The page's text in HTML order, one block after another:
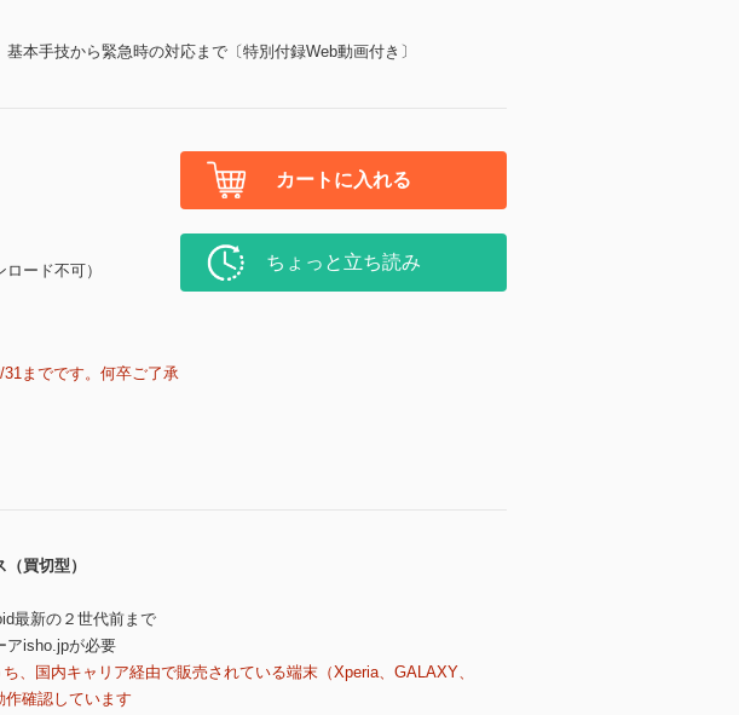
手技から緊急時の対応まで〔特別付録Web動画付き〕
ード不可）
までです。何卒ご了承
カートに入れる
ちょっと立ち読み
買切型）
最新の２世代前まで
アisho.jpが必要
、国内キャリア経由で販売されている端末（Xperia、GALAXY、
確認しています